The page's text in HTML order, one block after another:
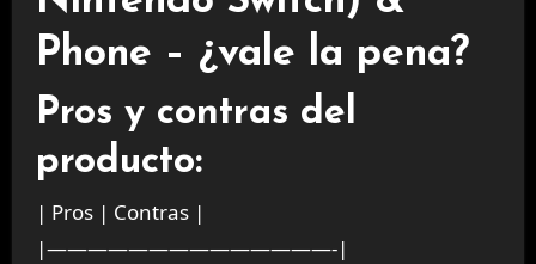
Phone – ¿vale la pena?
Pros y contras del
producto:
| Pros | Contras |
|——————————————-|